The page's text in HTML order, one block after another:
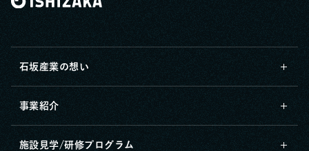
石坂産業の想い
事業紹介
施設見学/研修プログラム